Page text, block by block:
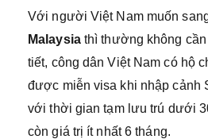
Với người Việt Nam muốn
Malaysiathì thường không
tiết, công dân Việt Nam có hộ
được miễn visa khi nhập cảnh
với thời gian tạm lưu trú dưới
còn giá trị ít nhất 6 tháng.